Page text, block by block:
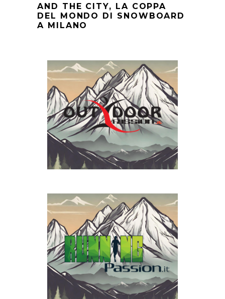
AND THE CITY, LA COPPA
DEL MONDO DI SNOWBOARD
A MILANO